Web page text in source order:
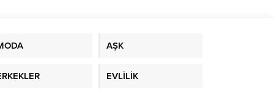
AŞK
EVLİLİK